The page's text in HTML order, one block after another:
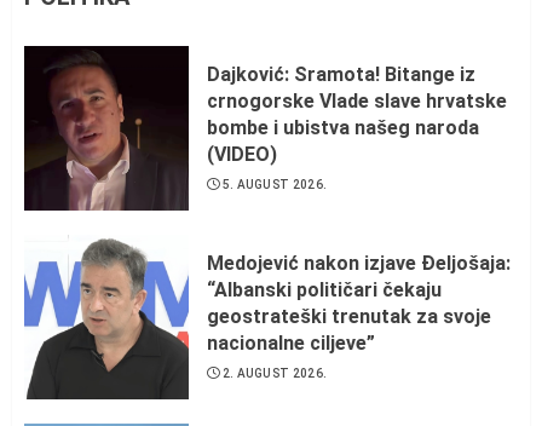
Dajković: Sramota! Bitange iz
crnogorske Vlade slave hrvatske
bombe i ubistva našeg naroda
(VIDEO)
5. AUGUST 2026.
Medojević nakon izjave Đeljošaja:
“Albanski političari čekaju
geostrateški trenutak za svoje
nacionalne ciljeve”
2. AUGUST 2026.